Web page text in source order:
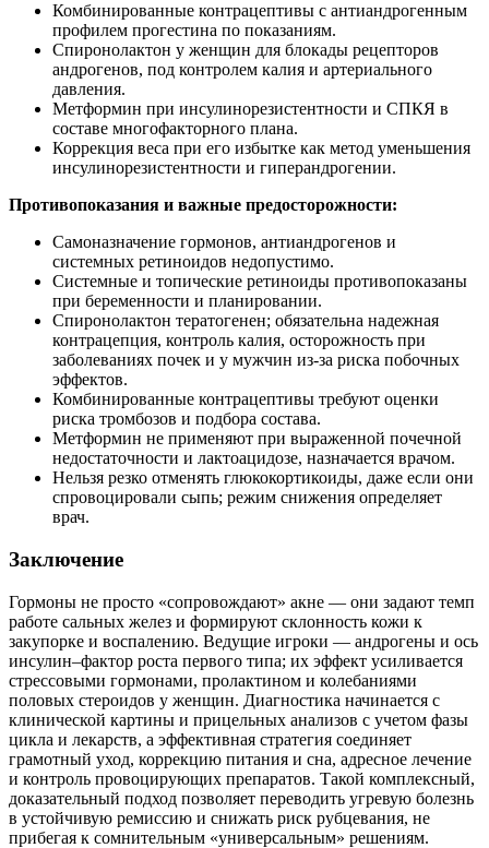
Комбинированные контрацептивы с антиандрогенным
профилем прогестина по показаниям.
Спиронолактон у женщин для блокады рецепторов
андрогенов, под контролем калия и артериального
давления.
Метформин при инсулинорезистентности и СПКЯ в
составе многофакторного плана.
Коррекция веса при его избытке как метод уменьшения
инсулинорезистентности и гиперандрогении.
Противопоказания и важные предосторожности:
Самоназначение гормонов, антиандрогенов и
системных ретиноидов недопустимо.
Системные и топические ретиноиды противопоказаны
при беременности и планировании.
Спиронолактон тератогенен; обязательна надежная
контрацепция, контроль калия, осторожность при
заболеваниях почек и у мужчин из‑за риска побочных
эффектов.
Комбинированные контрацептивы требуют оценки
риска тромбозов и подбора состава.
Метформин не применяют при выраженной почечной
недостаточности и лактоацидозе, назначается врачом.
Нельзя резко отменять глюкокортикоиды, даже если они
спровоцировали сыпь; режим снижения определяет
врач.
Заключение
Гормоны не просто «сопровождают» акне — они задают темп
работе сальных желез и формируют склонность кожи к
закупорке и воспалению. Ведущие игроки — андрогены и ось
инсулин–фактор роста первого типа; их эффект усиливается
стрессовыми гормонами, пролактином и колебаниями
половых стероидов у женщин. Диагностика начинается с
клинической картины и прицельных анализов с учетом фазы
цикла и лекарств, а эффективная стратегия соединяет
грамотный уход, коррекцию питания и сна, адресное лечение
и контроль провоцирующих препаратов. Такой комплексный,
доказательный подход позволяет переводить угревую болезнь
в устойчивую ремиссию и снижать риск рубцевания, не
прибегая к сомнительным «универсальным» решениям.